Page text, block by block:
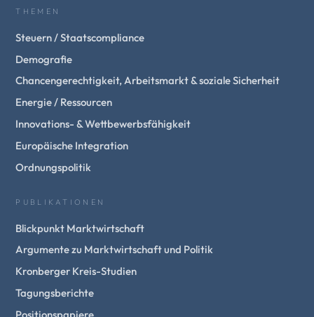
THEMEN
Steuern / Staatscompliance
Demografie
Chancengerechtigkeit, Arbeitsmarkt & soziale Sicherheit
Energie / Ressourcen
Innovations- & Wettbewerbsfähigkeit
Europäische Integration
Ordnungspolitik
PUBLIKATIONEN
Blickpunkt Marktwirtschaft
Argumente zu Marktwirtschaft und Politik
Kronberger Kreis-Studien
Tagungsberichte